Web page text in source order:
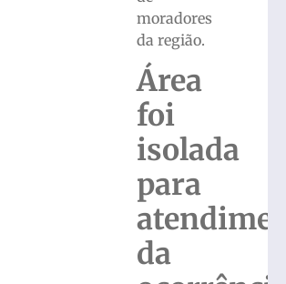
moradores
da região.
Área
foi
isolada
para
da